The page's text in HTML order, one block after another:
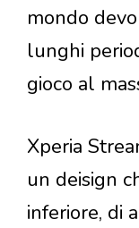
mondo
lunghi
gioco al
Xperia
un deisign
inferiore, di